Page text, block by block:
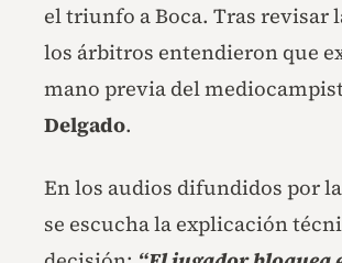
el triunfo a Boca. Tras revisar
los árbitros entendieron que
mano previa del
Delgado.
En los audios difundidos por
se escucha la explicación